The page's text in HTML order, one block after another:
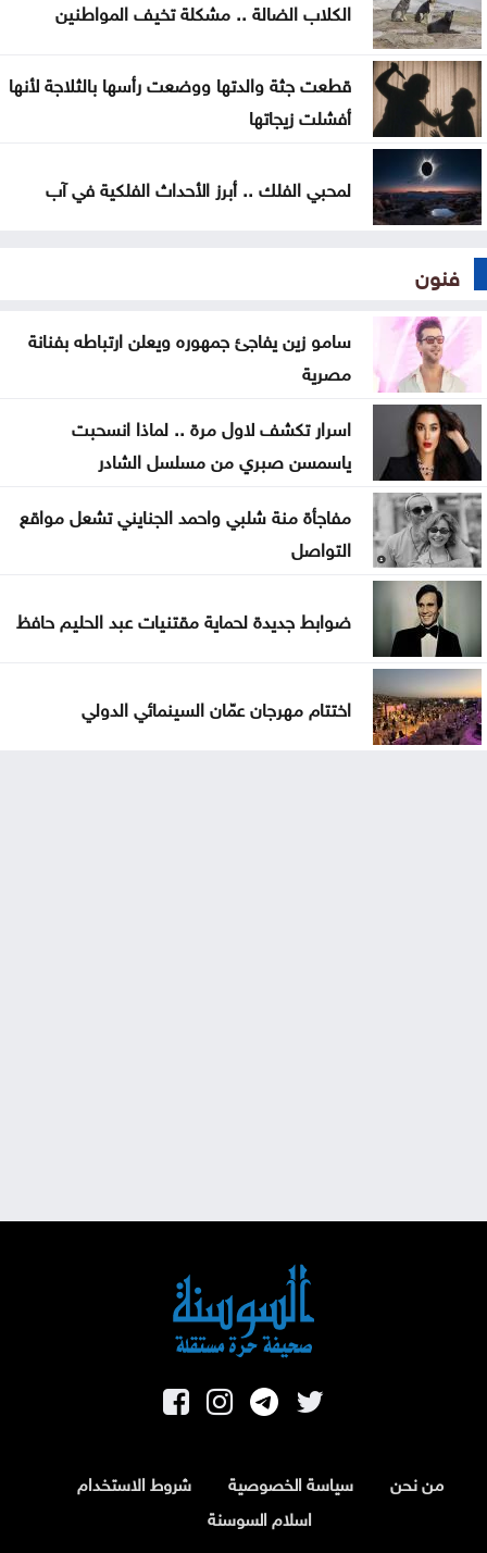
أوبن إيه آي تتيح محادثات غير محدودة لمستخدمي
ChatGPT المجانيين
الكلاب الضالة .. مشكلة تخيف المواطنين
قطعت جثة والدتها ووضعت رأسها بالثلاجة لأنها
أفشلت زيجاتها
لمحبي الفلك .. أبرز الأحداث الفلكية في آب
فنون
سامو زين يفاجئ جمهوره ويعلن ارتباطه بفنانة
مصرية
اسرار تكشف لاول مرة .. لماذا انسحبت
ياسمسن صبري من مسلسل الشادر
مفاجأة منة شلبي واحمد الجنايني تشعل مواقع
التواصل
ضوابط جديدة لحماية مقتنيات عبد الحليم حافظ
اختتام مهرجان عمّان السينمائي الدولي
من نحن سياسة الخصوصية
شروط الاستخدام
اسلام السوسنة